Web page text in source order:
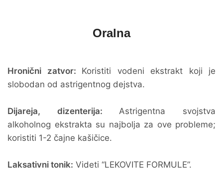
Oralna
Hronični zatvor: Koristiti vodeni ekstrakt koji je
slobodan od astrigentnog dejstva.
Dijareja, dizenterija:Astrigentna svojstva
alkoholnog ekstrakta su najbolja za ove probleme;
koristiti 1-2 čajne kašičice.
Laksativni tonik: Videti “LEKOVITE FORMULE”.